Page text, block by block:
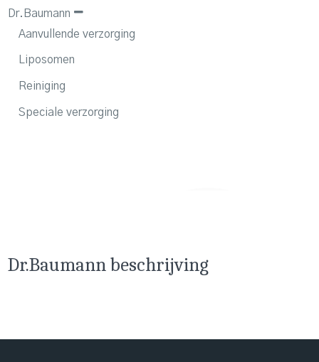
Dr.Baumann
Aanvullende verzorging
Liposomen
Reiniging
Speciale verzorging
Dr.Baumann beschrijving